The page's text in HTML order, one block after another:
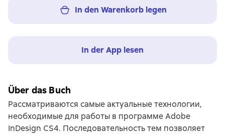
In den Warenkorb legen
In der App lesen
Über das Buch
Рассматриваются самые актуальные технологии,
необходимые для работы в программе Adobe
InDesign CS4. Последовательность тем позволяет